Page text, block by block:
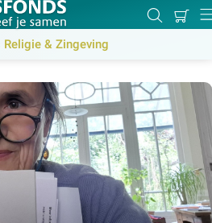
Zoeken
Mijn
religie-zingeving
Religie & Zingeving